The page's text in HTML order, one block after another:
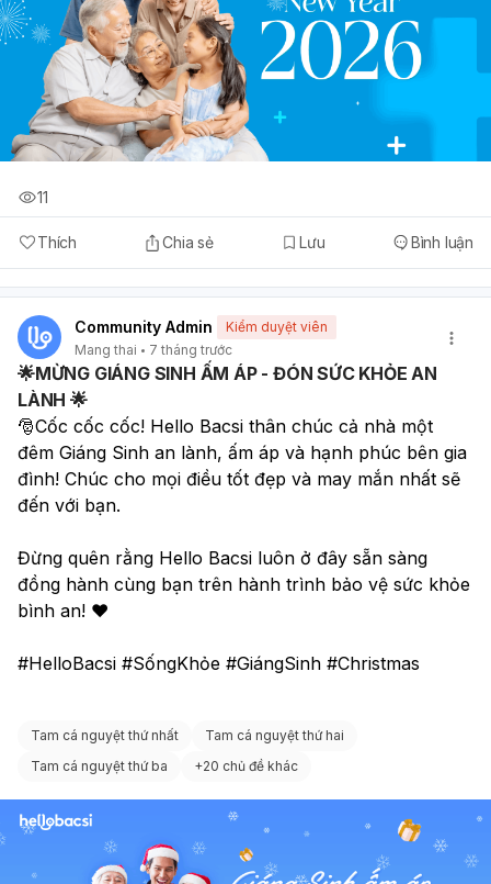
Thích Chia sẻ Lưu Bình luận
11
Community Admin
Kiểm duyệt viên
Mang thai
7 tháng trước
🌟MỪNG GIÁNG SINH ẤM ÁP - ĐÓN SỨC KHỎE AN
LÀNH 🌟
🎅Cốc cốc cốc! Hello Bacsi thân chúc cả nhà một
đêm Giáng Sinh an lành, ấm áp và hạnh phúc bên gia
đình! Chúc cho mọi điều tốt đẹp và may mắn nhất sẽ
đến với bạn.
Đừng quên rằng Hello Bacsi luôn ở đây sẵn sàng
đồng hành cùng bạn trên hành trình bảo vệ sức khỏe
bình an! ❤️
#HelloBacsi #SốngKhỏe #GiángSinh #Christmas
Tam cá nguyệt thứ nhất
Tam cá nguyệt thứ hai
Tam cá nguyệt thứ ba
+20 chủ đề khác